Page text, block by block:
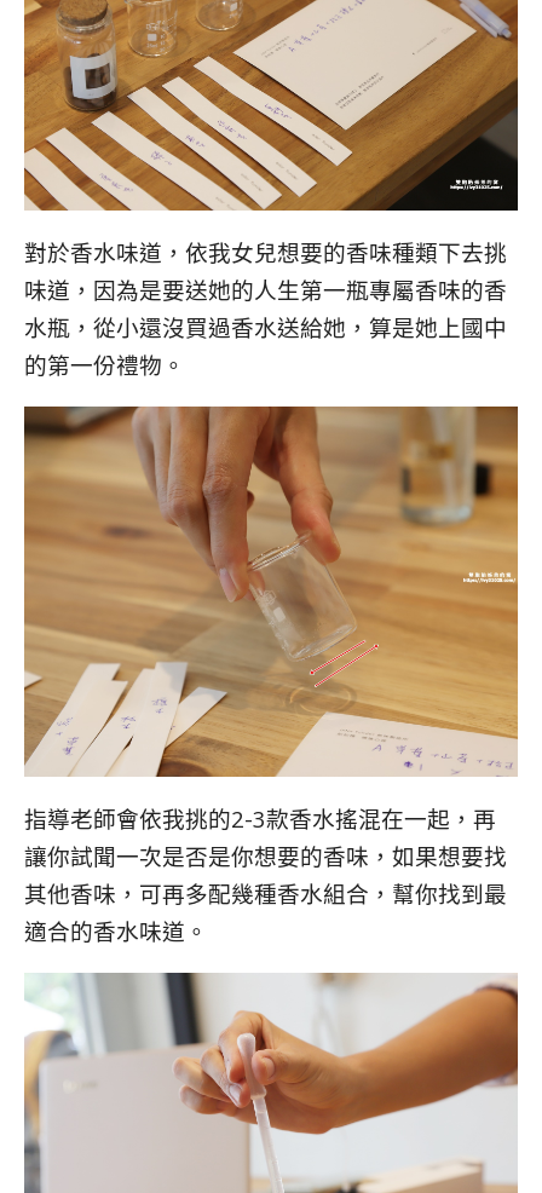
對於香水味道，依我女兒想要的香味種類下去挑
味道，因為是要送她的人生第一瓶專屬香味的香
水瓶，從小還沒買過香水送給她，算是她上國中
的第一份禮物。
指導老師會依我挑的2-3款香水搖混在一起，再
讓你試聞一次是否是你想要的香味，如果想要找
其他香味，可再多配幾種香水組合，幫你找到最
適合的香水味道。